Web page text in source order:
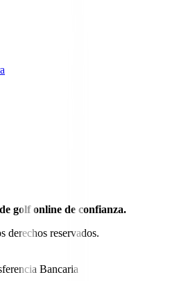
golf online de confianza.
derechos reservados.
Bancaria